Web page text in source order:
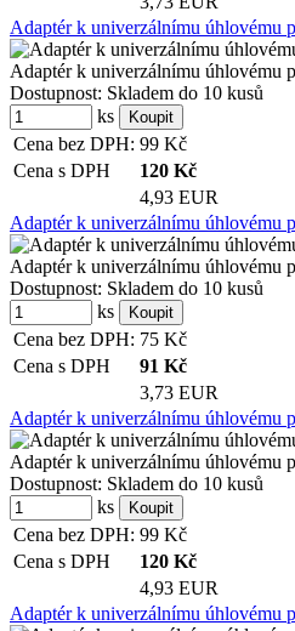
Adaptér k univerzálnímu úhlovému
Adaptér k univerzálnímu úhlovému
Dostupnost: Skladem do 10 kusů
ks
Cena bez DPH: 99 Kč
Cena s DPH
120 Kč
4,93 EUR
Adaptér k univerzálnímu úhlovému
Adaptér k univerzálnímu úhlovému
Dostupnost: Skladem do 10 kusů
ks
Cena bez DPH: 75 Kč
Cena s DPH
91 Kč
3,73 EUR
Adaptér k univerzálnímu úhlovému
Adaptér k univerzálnímu
Dostupnost: Skladem do 10 kusů
ks
Cena bez DPH: 99 Kč
Cena s DPH
120 Kč
4,93 EUR
Adaptér k univerzálnímu úhlovému